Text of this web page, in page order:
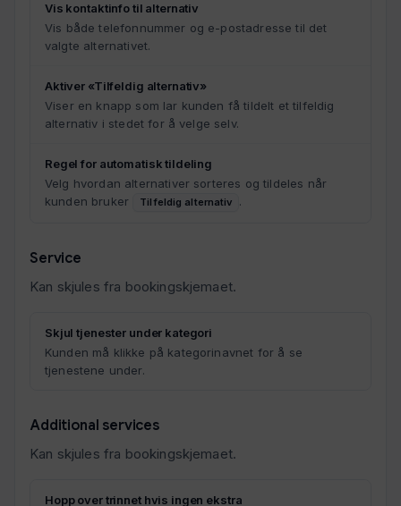
Vis kontaktinfo til alternativ
Vis både telefonnummer og e-postadresse til det
valgte alternativet.
Aktiver «Tilfeldig alternativ»
Viser en knapp som lar kunden få tildelt et tilfeldig
alternativ i stedet for å velge selv.
Regel for automatisk tildeling
Velg hvordan alternativer sorteres og tildeles når
kunden bruker
Tilfeldig alternativ .
Service
Kan skjules fra bookingskjemaet.
Skjul tjenester under kategori
Kunden må klikke på kategorinavnet for å se
tjenestene under.
Additional services
Kan skjules fra bookingskjemaet.
Hopp over trinnet hvis ingen ekstra